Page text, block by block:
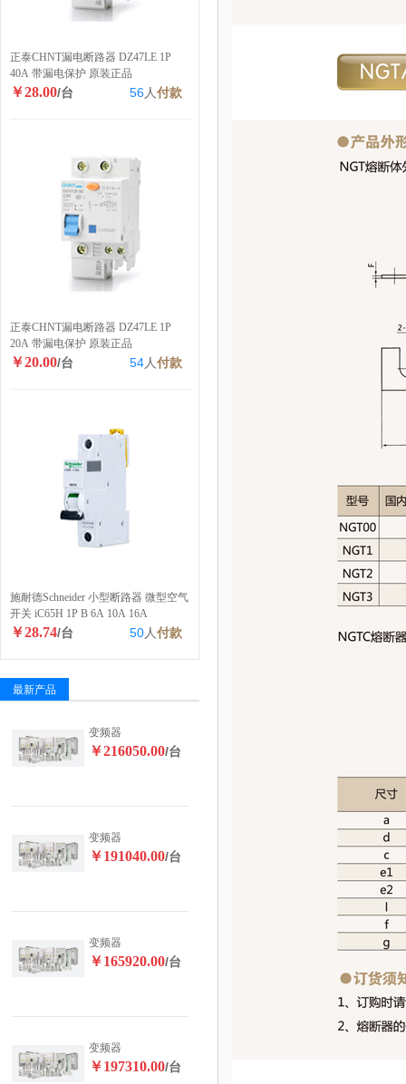
正泰CHNT漏电断路器 DZ47LE 1P
40A 带漏电保护 原装正品
￥28.00/台 56人付款
正泰CHNT漏电断路器 DZ47LE 1P
20A 带漏电保护 原装正品
￥20.00/台 54人付款
施耐德Schneider 小型断路器 微型空气
开关 iC65H 1P B 6A 10A 16A
￥28.74/台 50人付款
最新产品
变频器
￥216050.00/台
变频器
￥191040.00/台
变频器
￥165920.00/台
变频器
￥197310.00/台